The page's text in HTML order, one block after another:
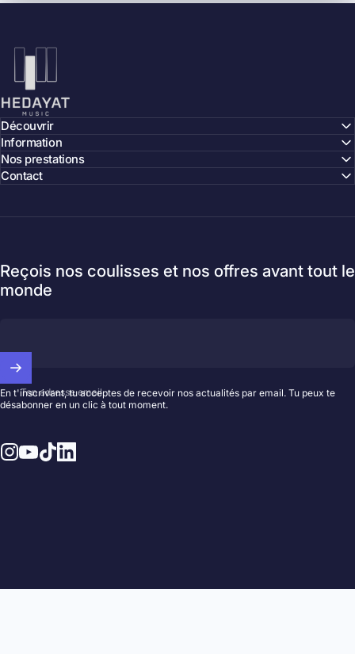
Hedayat Music
Découvrir
Information
Nos prestations
Contact
Reçois nos coulisses et nos offres avant tout le
monde
Ton adresse email
En t'inscrivant, tu acceptes de recevoir nos actualités par email. Tu peux te
désabonner en un clic à tout moment.